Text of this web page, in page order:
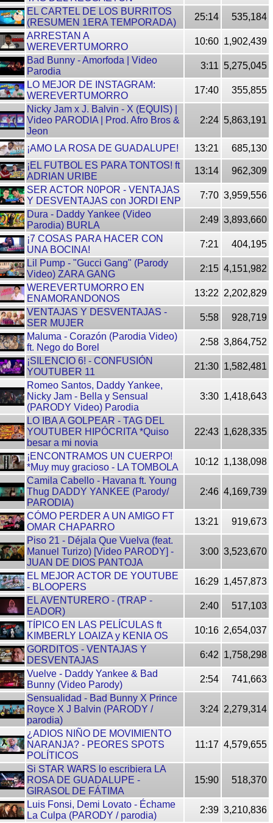
EL CARTEL DE LOS BURRITOS
(RESUMEN 1ERA TEMPORADA)
25:14
535,184
ARRESTAN A
WEREVERTUMORRO
10:60 1,902,439
Bad Bunny - Amorfoda | Video
Parodia
3:11 5,275,045
LO MEJOR DE INSTAGRAM:
WEREVERTUMORRO
17:40
355,855
Nicky Jam x J. Balvin - X (EQUIS) |
Video PARODIA | Prod. Afro Bros &
Jeon
2:24 5,863,191
¡AMO LA ROSA DE GUADALUPE! 13:21
685,130
¡EL FUTBOL ES PARA TONTOS! ft
ADRIAN URIBE
13:14
962,309
SER ACTOR N0POR - VENTAJAS
Y DESVENTAJAS con JORDI ENP
7:70 3,959,556
Dura - Daddy Yankee (Video
Parodia) BURLA
2:49 3,893,660
¡7 COSAS PARA HACER CON
UNA BOCINA!
7:21
404,195
Lil Pump - "Gucci Gang" (Parody
Video) ZARA GANG
2:15 4,151,982
WEREVERTUMORRO EN
ENAMORANDONOS
13:22 2,202,829
VENTAJAS Y DESVENTAJAS -
SER MUJER
5:58
928,719
Maluma - Corazón (Parodia Video)
ft. Nego do Borel
2:58 3,864,752
¡SILENCIO 6! - CONFUSIÓN
YOUTUBER 11
21:30 1,582,481
Romeo Santos, Daddy Yankee,
Nicky Jam - Bella y Sensual
(PARODY Video) Parodia
3:30 1,418,643
LO IBA A GOLPEAR - TAG DEL
YOUTUBER HIPÓCRITA *Quiso
besar a mi novia
22:43 1,628,335
¡ENCONTRAMOS UN CUERPO!
*Muy muy gracioso - LA TOMBOLA
10:12 1,138,098
Camila Cabello - Havana ft. Young
Thug DADDY YANKEE (Parody/
PARODIA)
2:46 4,169,739
CÓMO PERDER A UN AMIGO FT
OMAR CHAPARRO
13:21
919,673
Piso 21 - Déjala Que Vuelva (feat.
Manuel Turizo) [Video PARODY] -
JUAN DE DIOS PANTOJA
3:00 3,523,670
EL MEJOR ACTOR DE YOUTUBE
- BLOOPERS
16:29 1,457,873
EL AVENTURERO - (TRAP -
EADOR)
2:40
517,103
TÍPICO EN LAS PELÍCULAS ft
KIMBERLY LOAIZA y KENIA OS
10:16 2,654,037
GORDITOS - VENTAJAS Y
DESVENTAJAS
6:42 1,758,298
Vuelve - Daddy Yankee & Bad
Bunny (Video Parody)
2:54
741,663
Sensualidad - Bad Bunny X Prince
Royce X J Balvin (PARODY /
parodia)
3:24 2,279,314
¿ADIOS NIÑO DE MOVIMIENTO
NARANJA? - PEORES SPOTS
POLÍTICOS
11:17 4,579,655
Si STAR WARS lo escribiera LA
ROSA DE GUADALUPE -
GIRASOL DE FÁTIMA
15:90 518,370
Luis Fonsi, Demi Lovato - Échame
La Culpa (PARODY / parodia)
2:39 3,210,836